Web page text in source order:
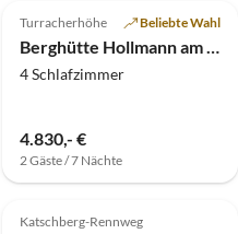
Turracherhöhe Beliebte Wahl
Berghütte Hollmann am Berg - Franzi
4 Schlafzimmer
4.830,- €
2 Gäste / 7 Nächte
Katschberg-Rennweg